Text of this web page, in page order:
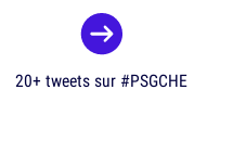
20+ tweets sur #PSGCHE